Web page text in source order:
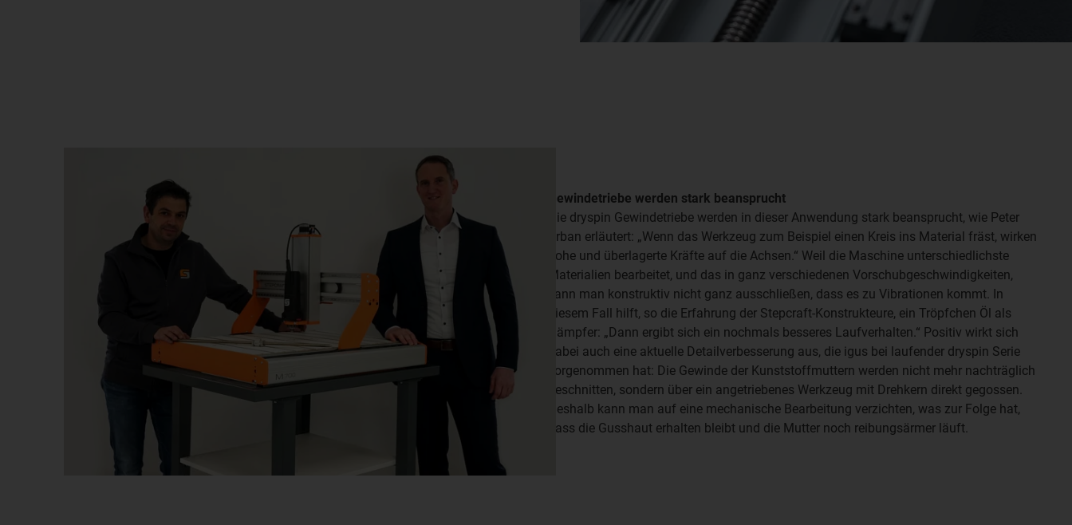
Gewindetriebe werden stark beansprucht
Die dryspin Gewindetriebe werden in dieser Anwendung stark beansprucht, wie Peter
Urban erläutert: „Wenn das Werkzeug zum Beispiel einen Kreis ins Material fräst, wirken
hohe und überlagerte Kräfte auf die Achsen.“ Weil die Maschine unterschiedlichste
Materialien bearbeitet, und das in ganz verschiedenen Vorschubgeschwindigkeiten,
kann man konstruktiv nicht ganz ausschließen, dass es zu Vibrationen kommt. In
diesem Fall hilft, so die Erfahrung der Stepcraft-Konstrukteure, ein Tröpfchen Öl als
Dämpfer: „Dann ergibt sich ein nochmals besseres Laufverhalten.“ Positiv wirkt sich
dabei auch eine aktuelle Detailverbesserung aus, die igus bei laufender dryspin Serie
vorgenommen hat: Die Gewinde der Kunststoffmuttern werden nicht mehr nachträglich
geschnitten, sondern über ein angetriebenes Werkzeug mit Drehkern direkt gegossen.
Deshalb kann man auf eine mechanische Bearbeitung verzichten, was zur Folge hat,
dass die Gusshaut erhalten bleibt und die Mutter noch reibungsärmer läuft.